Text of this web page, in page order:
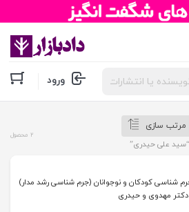
ورود
مرتب سازی
علی حیدری”
2 محصول
شناسی کودکان و نوجوانان (جرم‌ شناسی رشد مدار)
مهدوی و حیدری